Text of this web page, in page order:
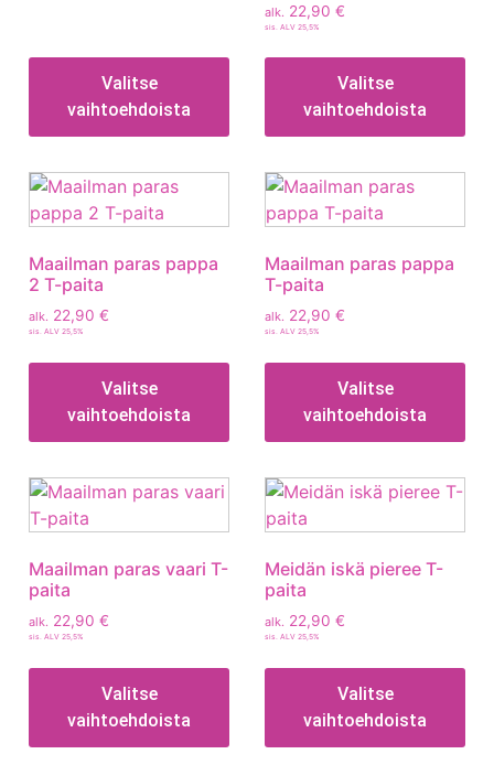
Valitse
vaihtoehdoista
alk. 22,90 €
sis. ALV 25,5%
Valitse
vaihtoehdoista
Maailman paras pappa
2 T-paita
alk. 22,90 €
sis. ALV 25,5%
Valitse
vaihtoehdoista
Maailman paras pappa
T-paita
alk. 22,90 €
sis. ALV 25,5%
Valitse
vaihtoehdoista
Maailman paras vaari T-
paita
alk. 22,90 €
sis. ALV 25,5%
Valitse
vaihtoehdoista
Meidän iskä pieree T-
paita
alk. 22,90 €
sis. ALV 25,5%
Valitse
vaihtoehdoista